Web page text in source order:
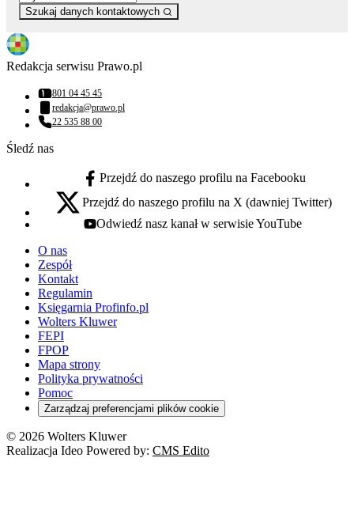
Szukaj danych kontaktowych
Redakcja serwisu Prawo.pl
Numer telefonu:
801 04 45 45
Adres email:
redakcja@prawo.pl
Numer telefonu:
22 535 88 00
Śledź nas
facebook - otwiera się w nowej karcie
Przejdź do naszego profilu na Facebooku
x - otwiera się w nowej karcie
Przejdź do naszego profilu na X (dawniej Twitter)
youtube - otwiera się w nowej karcie
Odwiedź nasz kanał w serwisie YouTube
O nas
Zespół
Kontakt
Regulamin
Księgarnia Profinfo.pl
Wolters Kluwer
FEPI
FPOP
Mapa strony
Polityka prywatności
Pomoc
Zarządzaj preferencjami plików cookie
© 2026 Wolters Kluwer
Realizacja Ideo Powered by: CMS Edito